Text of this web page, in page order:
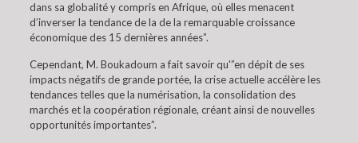
dans sa globalité y compris en Afrique, où elles menacent
d’inverser la tendance de la de la remarquable croissance
économique des 15 dernières années”.
Cependant, M. Boukadoum a fait savoir qu'”en dépit de ses
impacts négatifs de grande portée, la crise actuelle accélère les
tendances telles que la numérisation, la consolidation des
marchés et la coopération régionale, créant ainsi de nouvelles
opportunités importantes”.